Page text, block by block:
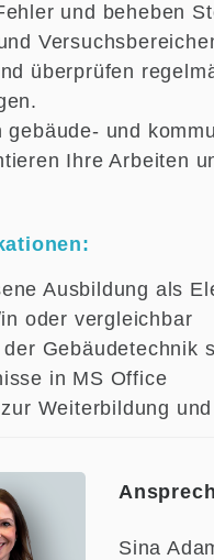
und beheben
überprüfen
gebäude- und
Ihre Arbeiten
Ausbildung als
oder vergleichbar
Gebäudetechnik
in MS Office
Weiterbildung
Sina